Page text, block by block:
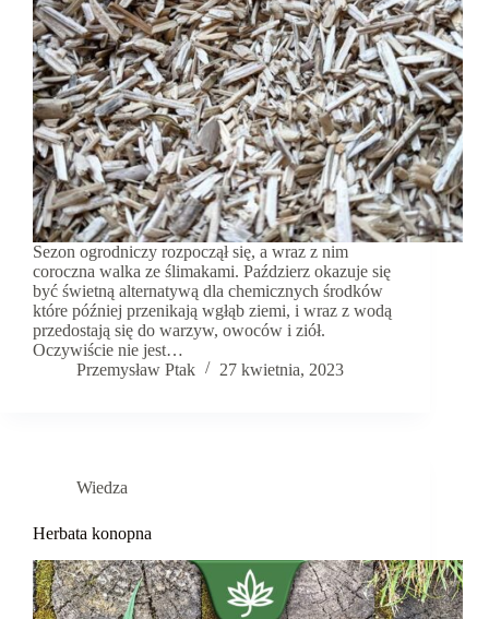
Sezon ogrodniczy rozpoczął się, a wraz z nim
coroczna walka ze ślimakami. Paździerz okazuje się
być świetną alternatywą dla chemicznych środków
które później przenikają wgłąb ziemi, i wraz z wodą
przedostają się do warzyw, owoców i ziół.
Oczywiście nie jest…
Przemysław Ptak
27 kwietnia, 2023
Wiedza
Herbata konopna